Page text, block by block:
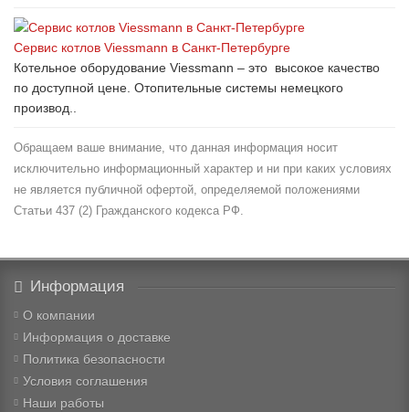
Сервис котлов Viessmann в Санкт-Петербурге
Котельное оборудование Viessmann – это высокое качество
по доступной цене. Отопительные системы немецкого
производ..
Обращаем ваше внимание, что данная информация носит
исключительно информационный характер и ни при каких условиях
не является публичной офертой, определяемой положениями
Статьи 437 (2) Гражданского кодекса РФ.
Информация
О компании
Информация о доставке
Политика безопасности
Условия соглашения
Наши работы